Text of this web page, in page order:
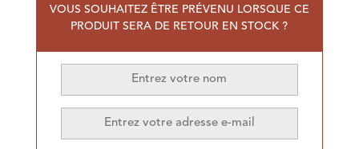
VOUS SOUHAITEZ ÊTRE PRÉVENU LORSQUE CE
PRODUIT SERA DE RETOUR EN STOCK ?